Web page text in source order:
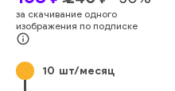
исполнительный разговор
сотрудничество
средний возраст
за скачивание одного
изображения по подписке
info_outline
10 шт/месяц